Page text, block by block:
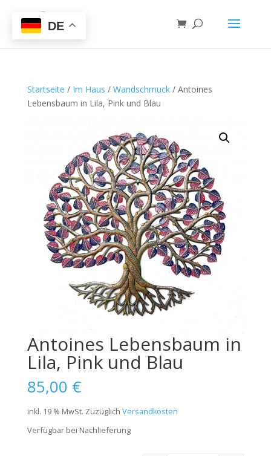
Startseite / Im Haus / Wandschmuck/ Antoines
Lebensbaum in Lila, Pink und Blau
Antoines Lebensbaum in
Lila, Pink und Blau
85,00 €
inkl. 19 % MwSt. Zuzüglich Versandkosten
Verfügbar bei Nachlieferung
DE